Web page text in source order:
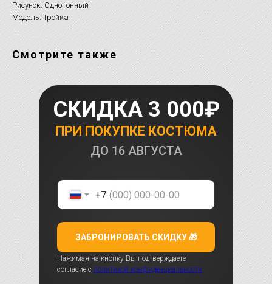
Рисунок: Однотонный
Модель: Тройка
Смотрите также
ПРИ ПОКУПКЕ КОСТЮМА
СКИДКА 3 000₽
ДО 16 АВГУСТА
+7
ЗАБРОНИРОВАТЬ СКИДКУ 🎁
Нажимая на кнопку Вы подтверждаете
согласие с политикой конфиденциальности